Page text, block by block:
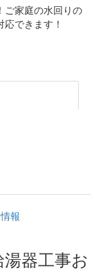
ご家庭の水回りの
できます！
報
器工事お